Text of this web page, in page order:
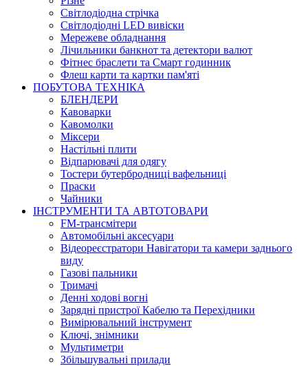
Світлодіодна стрічка
Світлодіодні LED вивіски
Мережеве обладнання
Лічильники банкнот та детектори валют
Фітнес браслети та Смарт годинник
Флеш карти та картки пам'яті
ПОБУТОВА ТЕХНІКА
БЛЕНДЕРИ
Кавоварки
Кавомолки
Міксери
Настільні плити
Відпарювачі для одягу
Тостери бутербродниці вафельниці
Праски
Чайники
ІНСТРУМЕНТИ ТА АВТОТОВАРИ
FM-трансмітери
Автомобільні аксесуари
Відеореєстратори Навігатори та камери заднього
виду
Газові пальники
Тримачі
Денні ходові вогні
Зарядні пристрої Кабелю та Перехідники
Вимірювальний інструмент
Ключі, знімники
Мультиметри
Збільшувальні прилади